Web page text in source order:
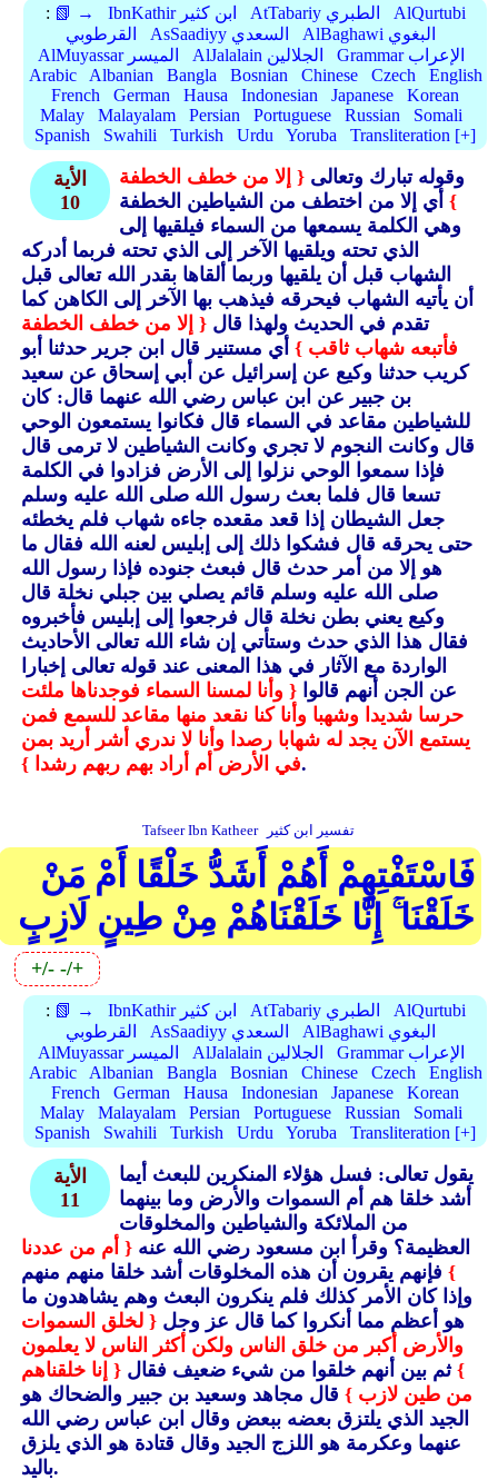
: 📗 → IbnKathir ابن كثير AtTabariy الطبري
AlQurtubi
القرطوبي
AsSaadiyy السعدي
AlBaghawi البغوي
AlMuyassar الميسر
AlJalalain الجلالين
Grammar الإعراب
Arabic
Albanian Bangla Bosnian Chinese Czech
English
French
German Hausa Indonesian Japanese
Korean
Malay
Malayalam Persian Portuguese Russian
Somali
Spanish
Swahili Turkish Urdu Yoruba Transliteration [+]
الأية
10
وقوله تبارك وتعالى { إلا من خطف الخطفة
}أي إلا من اختطف من الشياطين الخطفة
وهي الكلمة يسمعها من السماء فيلقيها إلى
الذي تحته ويلقيها الآخر إلى الذي تحته فربما أدركه
الشهاب قبل أن يلقيها وربما ألقاها بقدر الله تعالى قبل
أن يأتيه الشهاب فيحرقه فيذهب بها الآخر إلى الكاهن كما
تقدم في الحديث ولهذا قال { إلا من خطف الخطفة
فأتبعه شهاب ثاقب }أي مستنير قال ابن جرير حدثنا أبو
كريب حدثنا وكيع عن إسرائيل عن أبي إسحاق عن سعيد
بن جبير عن ابن عباس رضي الله عنهما قال: كان
للشياطين مقاعد في السماء قال فكانوا يستمعون الوحي
قال وكانت النجوم لا تجري وكانت الشياطين لا ترمى قال
فإذا سمعوا الوحي نزلوا إلى الأرض فزادوا في الكلمة
تسعا قال فلما بعث رسول الله صلى الله عليه وسلم
جعل الشيطان إذا قعد مقعده جاءه شهاب فلم يخطئه
حتى يحرقه قال فشكوا ذلك إلى إبليس لعنه الله فقال ما
هو إلا من أمر حدث قال فبعث جنوده فإذا رسول الله
صلى الله عليه وسلم قائم يصلي بين جبلي نخلة قال
وكيع يعني بطن نخلة قال فرجعوا إلى إبليس فأخبروه
فقال هذا الذي حدث وستأتي إن شاء الله تعالى الأحاديث
الواردة مع الآثار في هذا المعنى عند قوله تعالى إخبارا
عن الجن أنهم قالوا { وأنا لمسنا السماء فوجدناها ملئت
حرسا شديدا وشهبا وأنا كنا نقعد منها مقاعد للسمع فمن
يستمع الآن يجد له شهابا رصدا وأنا لا ندري أشر أريد بمن
في الأرض أم أراد بهم ربهم رشدا }.
Tafseer Ibn Katheer تفسير ابن كثير
فَاسْتَفْتِهِمْ أَهُمْ أَشَدُّ خَلْقًا أَمْ مَنْ
خَلَقْنَا ۚ إِنَّا خَلَقْنَاهُمْ مِنْ طِينٍ لَازِبٍ
+/- -/+
: 📗 → IbnKathir ابن كثير AtTabariy الطبري
AlQurtubi
القرطوبي
AsSaadiyy السعدي
AlBaghawi البغوي
AlMuyassar الميسر
AlJalalain الجلالين
Grammar الإعراب
Arabic
Albanian Bangla Bosnian Chinese Czech
English
French
German Hausa Indonesian Japanese
Korean
Malay
Malayalam Persian Portuguese Russian
Somali
Spanish
Swahili Turkish Urdu Yoruba Transliteration [+]
الأية
11
يقول تعالى: فسل هؤلاء المنكرين للبعث أيما
أشد خلقا هم أم السموات والأرض وما بينهما
من الملائكة والشياطين والمخلوقات
العظيمة؟ وقرأ ابن مسعود رضي الله عنه { أم من عددنا
}فإنهم يقرون أن هذه المخلوقات أشد خلقا منهم منهم
وإذا كان الأمر كذلك فلم ينكرون البعث وهم يشاهدون ما
هو أعظم مما أنكروا كما قال عز وجل { لخلق السموات
والأرض أكبر من خلق الناس ولكن أكثر الناس لا يعلمون
}ثم بين أنهم خلقوا من شيء ضعيف فقال { إنا خلقناهم
من طين لازب }قال مجاهد وسعيد بن جبير والضحاك هو
الجيد الذي يلتزق بعضه ببعض وقال ابن عباس رضي الله
عنهما وعكرمة هو اللزج الجيد وقال قتادة هو الذي يلزق
باليد.